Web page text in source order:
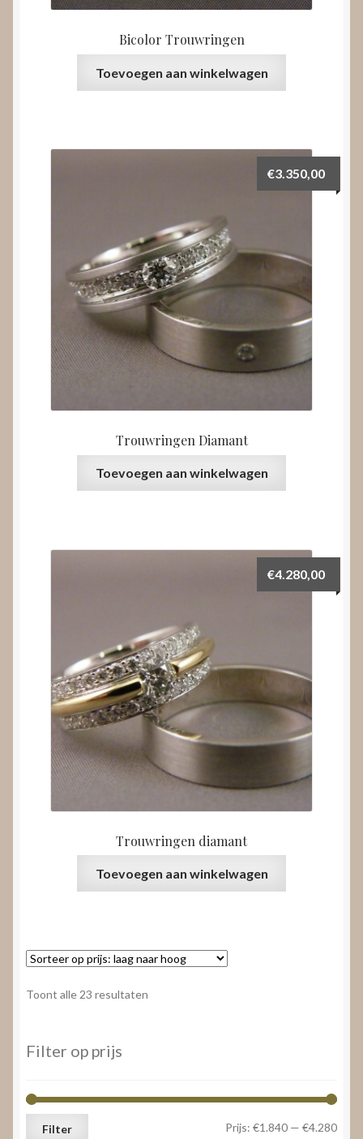
Bicolor Trouwringen
Toevoegen aan winkelwagen
Trouwringen Diamant
€3.350,00
Toevoegen aan winkelwagen
Trouwringen diamant
€4.280,00
Toevoegen aan winkelwagen
Toont alle 23 resultaten
Filter op prijs
Min.
Max.
Filter Prijs: €1.840 — €4.280